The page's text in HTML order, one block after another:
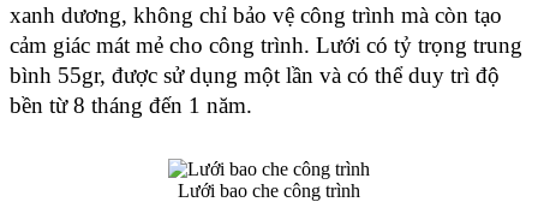
xanh dương, không chỉ bảo vệ công trình mà còn tạo
cảm giác mát mẻ cho công trình. Lưới có tỷ trọng trung
bình 55gr, được sử dụng một lần và có thể duy trì độ
bền từ 8 tháng đến 1 năm.
Lưới bao che công trình